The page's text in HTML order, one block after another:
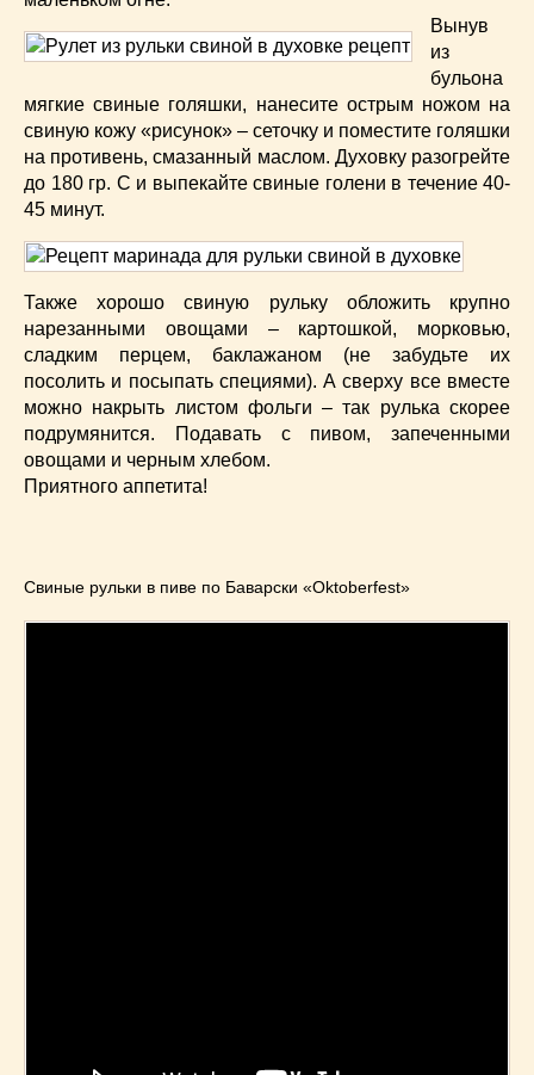
Вынув
из
бульона
мягкие свиные голяшки, нанесите острым ножом на
свиную кожу «рисунок» – сеточку и поместите голяшки
на противень, смазанный маслом. Духовку разогрейте
до 180 гр. С и выпекайте свиные голени в течение 40-
45 минут.
Также хорошо свиную рульку обложить крупно
нарезанными овощами – картошкой, морковью,
сладким перцем, баклажаном (не забудьте их
посолить и посыпать специями). А сверху все вместе
можно накрыть листом фольги – так рулька скорее
подрумянится. Подавать с пивом, запеченными
овощами и черным хлебом.
Приятного аппетита!
Свиные рульки в пиве по Баварски «Oktoberfest»